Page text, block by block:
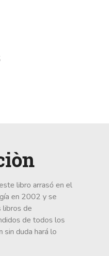
libro arrasó en el
en 2002 y se
libros de
de todos los
sin duda hará lo